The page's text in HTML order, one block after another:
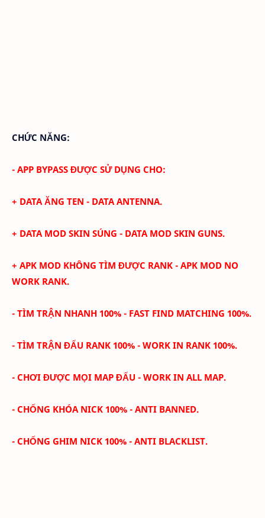
CHỨC NĂNG:
- APP BYPASS ĐƯỢC SỬ DỤNG CHO:
+ DATA ĂNG TEN - DATA ANTENNA.
+ DATA MOD SKIN SÚNG - DATA MOD SKIN GUNS.
+ APK MOD KHÔNG TÌM ĐƯỢC RANK - APK MOD NO
WORK RANK.
- TÌM TRẬN NHANH 100% - FAST FIND MATCHING 100%.
- TÌM TRẬN ĐẤU RANK 100% - WORK IN RANK 100%.
- CHƠI ĐƯỢC MỌI MAP ĐẤU - WORK IN ALL MAP.
- CHỐNG KHÓA NICK 100% - ANTI BANNED.
- CHỐNG GHIM NICK 100% - ANTI BLACKLIST.